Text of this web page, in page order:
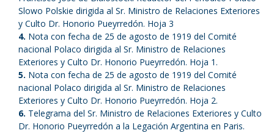
Slowo Polskie dirigida al Sr. Ministro de Relaciones Exteriores
y Culto Dr. Honorio Pueyrredón. Hoja 3
Nota con fecha de 25 de agosto de 1919 del Comité
nacional Polaco dirigida al Sr. Ministro de Relaciones
Exteriores y Culto Dr. Honorio Pueyrredón. Hoja 1.
Nota con fecha de 25 de agosto de 1919 del Comité
nacional Polaco dirigida al Sr. Ministro de Relaciones
Exteriores y Culto Dr. Honorio Pueyrredón. Hoja 2.
Telegrama del Sr. Ministro de Relaciones Exteriores y Culto
Dr. Honorio Pueyrredón a la Legación Argentina en Paris.